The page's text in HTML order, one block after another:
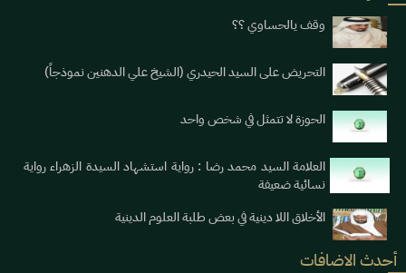
وقف يالحساوي ؟؟
التحريض على السيد الحيدري (الشيخ علي الدهنين نموذجاً)
الحوزة لا تتمثل في شخص واحد
العلامة السيد محمد رضا : رواية استشهاد السيدة الزهراء رواية
نسائية ضعيفة
الأخلاق اللا دينية في بعض طلبة العلوم الدينية
أحدث الاضافات